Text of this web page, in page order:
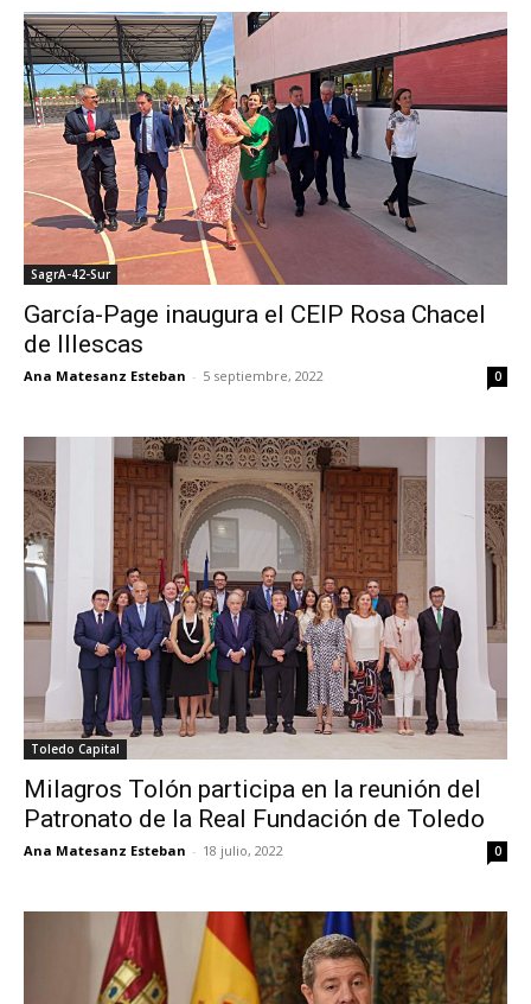
SagrA-42-Sur
García-Page inaugura el CEIP Rosa Chacel
de Illescas
Ana Matesanz Esteban - 5 septiembre, 2022 0
Toledo Capital
Milagros Tolón participa en la reunión del
Patronato de la Real Fundación de Toledo
Ana Matesanz Esteban - 18 julio, 2022 0